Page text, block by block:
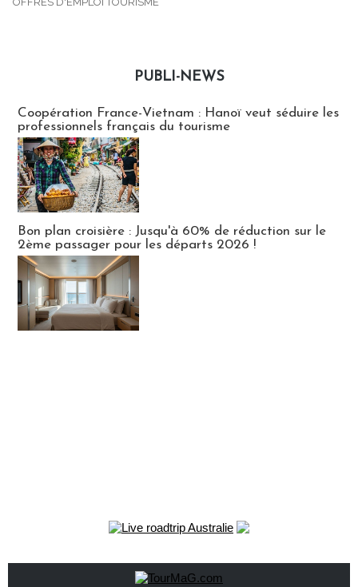
PUBLI-NEWS
Coopération France-Vietnam : Hanoï veut séduire les
professionnels français du tourisme
Bon plan croisière : Jusqu'à 60% de réduction sur le
2ème passager pour les départs 2026 !